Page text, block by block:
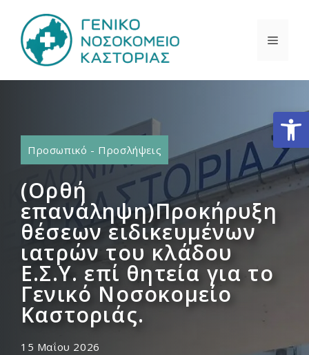
περιεχόμενο
Προσωπικό - Προσλήψεις
(Ορθή
επανάληψη)Προκήρυξη
θέσεων ειδικευμένων
ιατρών του κλάδου
Ε.Σ.Υ. επί θητεία για το
Γενικό Νοσοκομείο
Καστοριάς.
15 Μαΐου 2026